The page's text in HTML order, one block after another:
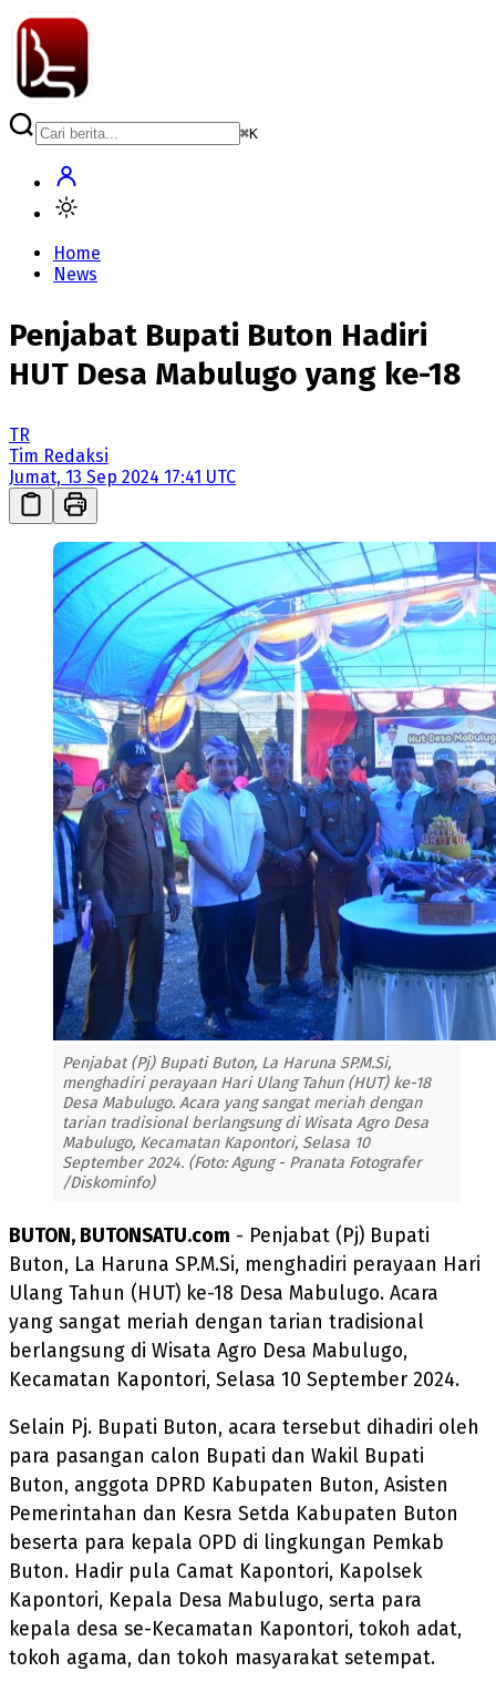
⌘K
Home
News
Penjabat Bupati Buton Hadiri
HUT Desa Mabulugo yang ke-18
TR
Tim Redaksi
Jumat, 13 Sep 2024 17:41 UTC
Penjabat (Pj) Bupati Buton, La Haruna SP.M.Si,
menghadiri perayaan Hari Ulang Tahun (HUT) ke-18
Desa Mabulugo. Acara yang sangat meriah dengan
tarian tradisional berlangsung di Wisata Agro Desa
Mabulugo, Kecamatan Kapontori, Selasa 10
September 2024. (Foto: Agung - Pranata Fotografer
/Diskominfo)
BUTON, BUTONSATU.com - Penjabat (Pj) Bupati
Buton, La Haruna SP.M.Si, menghadiri perayaan Hari
Ulang Tahun (HUT) ke-18 Desa Mabulugo. Acara
yang sangat meriah dengan tarian tradisional
berlangsung di Wisata Agro Desa Mabulugo,
Kecamatan Kapontori, Selasa 10 September 2024.
Selain Pj. Bupati Buton, acara tersebut dihadiri oleh
para pasangan calon Bupati dan Wakil Bupati
Buton, anggota DPRD Kabupaten Buton, Asisten
Pemerintahan dan Kesra Setda Kabupaten Buton
beserta para kepala OPD di lingkungan Pemkab
Buton. Hadir pula Camat Kapontori, Kapolsek
Kapontori, Kepala Desa Mabulugo, serta para
kepala desa se-Kecamatan Kapontori, tokoh adat,
tokoh agama, dan tokoh masyarakat setempat.